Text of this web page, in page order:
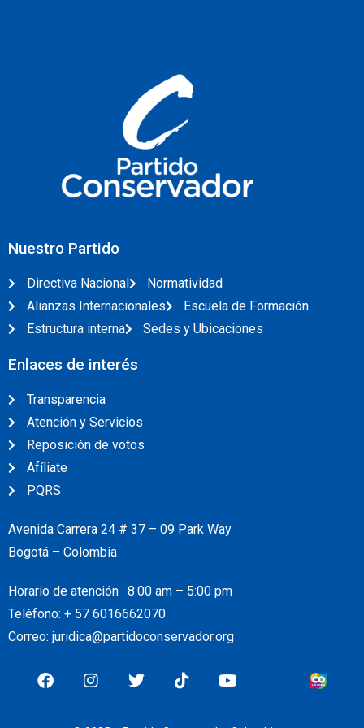
Nuestro Partido
Directiva Nacional
Normatividad
Alianzas Internacionales
Escuela de Formación
Estructura interna
Sedes y Ubicaciones
Enlaces de interés
Transparencia
Atención y Servicios
Reposición de votos
Afíliate
PQRS
Avenida Carrera 24 # 37 – 09 Park Way
Bogotá – Colombia
Horario de atención : 8:00 am – 5:00 pm
Teléfono: + 57 6016662070
Correo: juridica@partidoconservador.org